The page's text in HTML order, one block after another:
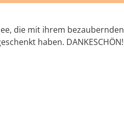
die mit ihrem bezaubernden
haben. DANKESCHÖN!